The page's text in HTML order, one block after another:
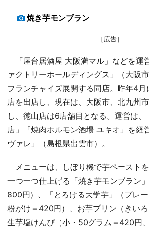
焼き芋モンブラン
［広告］
「屋台居酒屋 大阪満マル」などを運
ァクトリーホールディングス」（大阪
フランチャイズ展開する同店。昨年4月
店を出店し、現在は、大阪市、北九州
し、徳山店は6店舗目となる。運営は
店」「焼肉ホルモン酒場 ユキオ」を経
ヴァレ」（島根県出雲市）。
メニューは、しぼり機で芋ペースト
一つ一つ仕上げる「焼き芋モンブラン
800円）、「とろける大学芋」（プレ
粉がけ＝420円）、お芋プリン（きいろ
生芋塩けんぴ（小・50グラム＝420円